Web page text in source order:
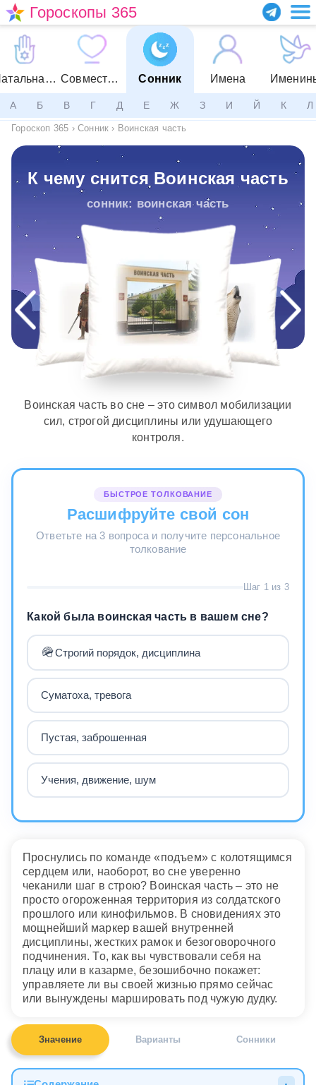
Гороскопы 365
Натальная карта Совместимость Сонник Имена
А Б В Г Д Е Ж З И Й К Л
Гороскоп 365 › Сонник › Воинская часть
К чему снится Воинская часть
сонник: воинская часть
Воинская часть во сне – это символ мобилизации
сил, строгой дисциплины или удушающего
контроля.
БЫСТРОЕ ТОЛКОВАНИЕ
Расшифруйте свой сон
Ответьте на 3 вопроса и получите персональное
толкование
Шаг 1 из 3
Какой была воинская часть в вашем сне?
🪖Строгий порядок, дисциплина
Суматоха, тревога
Пустая, заброшенная
Учения, движение, шум
Проснулись по команде «подъем» с колотящимся
сердцем или, наоборот, во сне уверенно
чеканили шаг в строю? Воинская часть – это не
просто огороженная территория из солдатского
прошлого или кинофильмов. В сновидениях это
мощнейший маркер вашей внутренней
дисциплины, жестких рамок и безоговорочного
подчинения. То, как вы чувствовали себя на
плацу или в казарме, безошибочно покажет:
управляете ли вы своей жизнью прямо сейчас
или вынуждены маршировать под чужую дудку.
Значение Варианты Сонники